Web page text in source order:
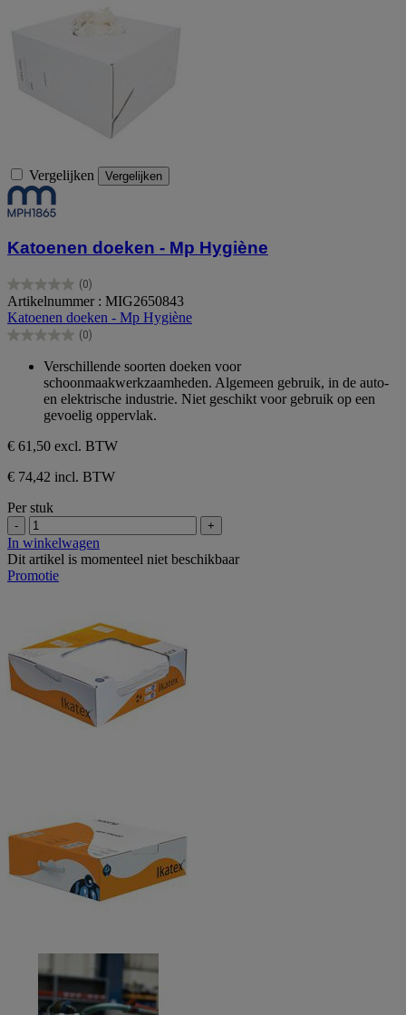
Vergelijken Vergelijken
Katoenen doeken - Mp Hygiène
(0)
0.0
van
de
5
Artikelnummer : MIG2650843
Katoenen doeken - Mp Hygiène
(0)
0.0
sterren.
Verschillende soorten doeken voor
schoonmaakwerkzaamheden. Algemeen gebruik, in de auto-
en elektrische industrie. Niet geschikt voor gebruik op een
gevoelig oppervlak.
€ 61,50 excl. BTW
€ 74,42 incl. BTW
Per stuk
- +
In winkelwagen
Dit artikel is momenteel niet beschikbaar
Promotie